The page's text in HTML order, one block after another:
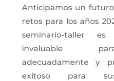
Anticipamos un
retos para los años
seminario-taller
invaluable
adecuadamente y
exitoso para sus